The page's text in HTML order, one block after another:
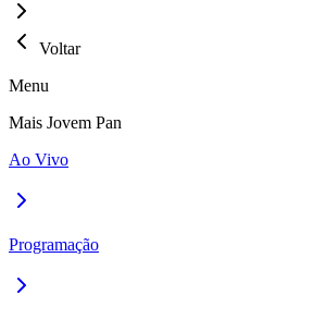
Voltar
Menu
Mais Jovem Pan
Ao Vivo
Programação